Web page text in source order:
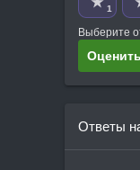
1
Выберите
Оценить
Ответы